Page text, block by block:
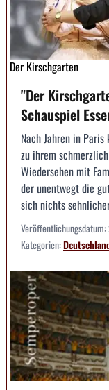
Der Kirschgarten
"Der
Schauspiel
Nach Jahren in
zu ihrem
Wiedersehen mit
der unentwegt die
sich nichts
Veröffentlichungsdatum:
Kategorien: